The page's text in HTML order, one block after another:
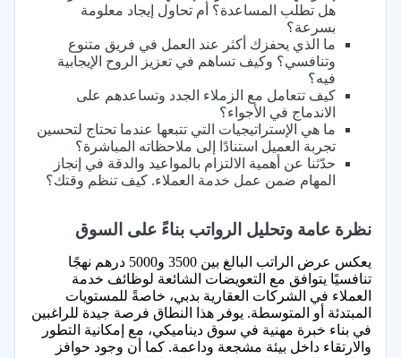
هل تطلب المساعدة؟ أم تحاول إيجاد معلومة
بسرعة؟
ما الذي يحفزك أكثر عند العمل في فريق متنوع
وتنافسي؟ وكيف تساهم في تعزيز الروح الإيجابية
فيه؟
كيف تتعامل مع الزملاء الجدد وتساعدهم على
الاندماج في الأجواء؟
ما هي الإستراتيجيات التي تتبعها عندما تحتاج لتحسين
تجربة العميل استنادًا إلى ملاحظاته المباشرة؟
حدّثنا عن أهمية الالتزام بالمواعيد والدقة في إنجاز
المهام ضمن عمل خدمة العملاء. كيف تنظم وقتك؟
نظرة عامة وتحليل الرواتب بناءً على السوق
يعكس عرض الراتب البالغ بين 3500 و5000 درهم نهجًا
تنافسيًا يتوافق مع التعويضات الشائعة لوظائف خدمة
العملاء في الشركات العقارية بدبي، خاصةً للمستويات
المبتدئة أو المتوسطة. يوفر هذا النطاق فرصة جيدة للراغبين
في بناء خبرة مهنية في سوق ديناميكي، مع إمكانية التطور
والارتقاء داخل بيئة مشجعة وداعمة. كما أن وجود حوافز